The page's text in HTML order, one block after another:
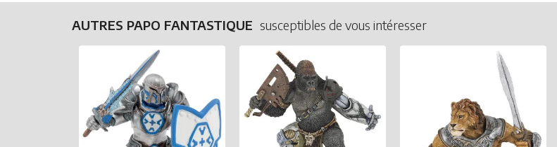
AUTRES PAPO FANTASTIQUE susceptibles de vous intéresser